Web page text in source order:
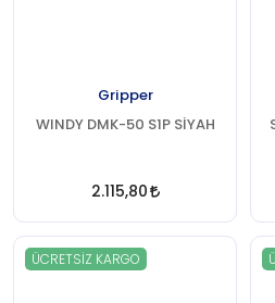
Gripper
WINDY DMK-50 S1P SİYAH
2.115,80
ÜCRETSIZ KARGO